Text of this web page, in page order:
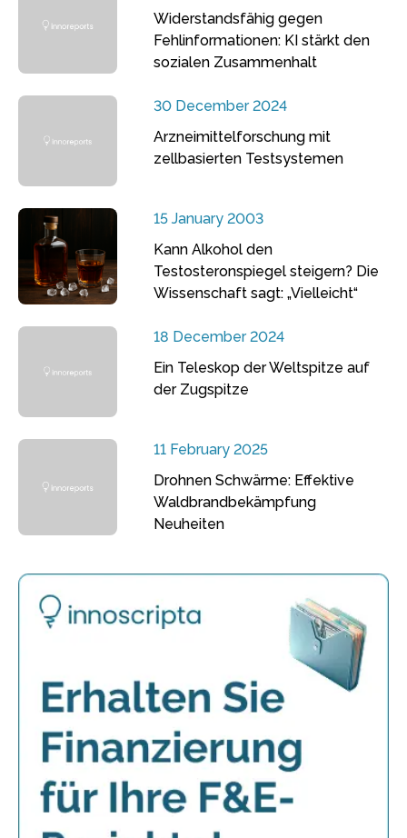
Widerstandsfähig gegen
Fehlinformationen: KI stärkt den
sozialen Zusammenhalt
30 December 2024
Arzneimittelforschung mit
zellbasierten Testsystemen
15 January 2003
Kann Alkohol den
Testosteronspiegel steigern? Die
Wissenschaft sagt: „Vielleicht“
18 December 2024
Ein Teleskop der Weltspitze auf
der Zugspitze
11 February 2025
Drohnen Schwärme: Effektive
Waldbrandbekämpfung
Neuheiten